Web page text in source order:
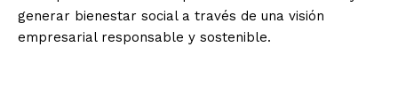
generar bienestar social a través de una visión
empresarial responsable y sostenible.